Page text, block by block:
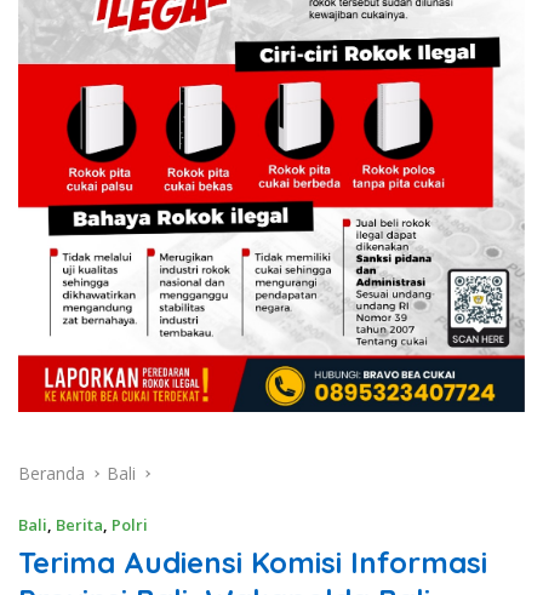
Beranda Bali
Bali, Berita, Polri
Terima Audiensi Komisi Informasi